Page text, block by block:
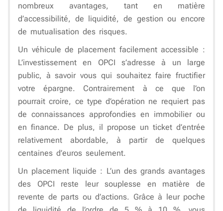
nombreux avantages, tant en matière
d’accessibilité, de liquidité, de gestion ou encore
de mutualisation des risques.
Un véhicule de placement facilement accessible :
L’investissement en OPCI s’adresse à un large
public, à savoir vous qui souhaitez faire fructifier
votre épargne. Contrairement à ce que l’on
pourrait croire, ce type d’opération ne requiert pas
de connaissances approfondies en immobilier ou
en finance. De plus, il propose un ticket d’entrée
relativement abordable, à partir de quelques
centaines d’euros seulement.
Un placement liquide : L’un des grands avantages
des OPCI reste leur souplesse en matière de
revente de parts ou d’actions. Grâce à leur poche